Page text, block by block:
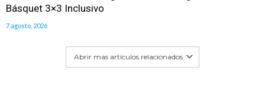
Básquet 3×3 Inclusivo
7 agosto, 2026
Abrir mas artículos relacionados